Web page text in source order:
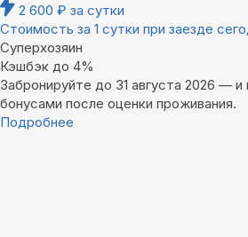
2 600 ₽ за сутки
Стоимость за 1 сутки при заезде
Суперхозяин
Кэшбэк до 4%
Забронируйте до 31 августа 2026 —
бонусами после оценки проживания.
Подробнее